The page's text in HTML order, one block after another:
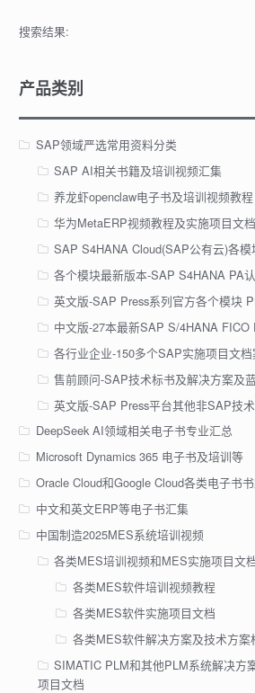
搜索结果:
产品类别
SAP领域严选常用资料分类
SAP AI相关书籍及培训视频汇集
养龙虾openclaw电子书及培训视频教程
华为MetaERP视频教程及实施项目文
SAP S4HANA Cloud(SAP公有云)各
各个模块最新版本-SAP S4HANA PA
英文版-SAP Press系列官方各个模块
中文版-27本最新SAP S/4HANA
各行业企业-150多个SAP实施项目文
售前顾问-SAP技术标书及解决方案及
英文版-SAP Press平台其他非SAP技
DeepSeek AI领域相关电子书专业汇总
Microsoft Dynamics 365 电子书及培训等
Oracle Cloud和Google Cloud各类电子书
中文和英文ERP等电子书汇集
中国制造2025MES系统培训视频
各类MES培训视频和MES实施项目文
各类MES软件培训视频教程
各类MES软件实施项目文档
各类MES软件解决方案及技术方案
SIMATIC PLM和其他PLM系统解决方
项目文档